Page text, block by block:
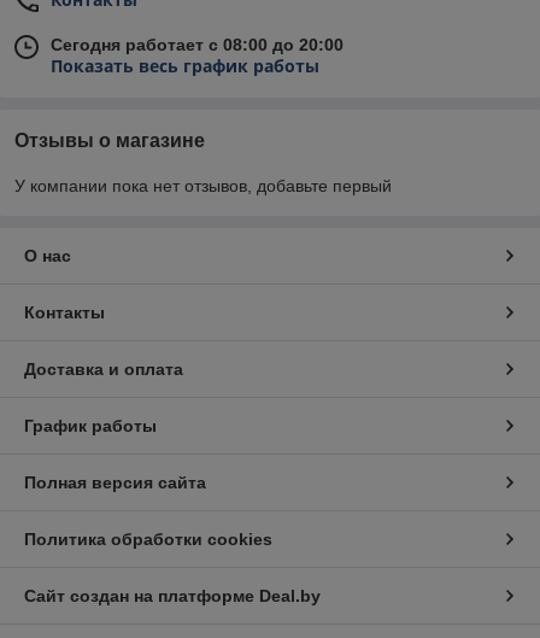
Сегодня работает с 08:00 до 20:00
Показать весь график работы
Отзывы о магазине
У компании пока нет отзывов, добавьте первый
О нас
Контакты
Доставка и оплата
График работы
Полная версия сайта
Политика обработки cookies
Сайт создан на платформе Deal.by